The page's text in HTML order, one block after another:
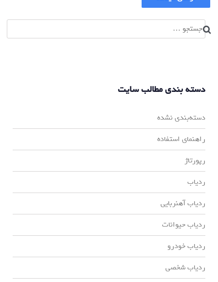
جستجو
برای:
دسته بندی مطالب سایت
دسته‌بندی نشده
راهنمای استفاده
رپورتاژ
ردیاب
ردیاب آهنربایی
ردیاب حیوانات
ردیاب خودرو
ردیاب شخصی